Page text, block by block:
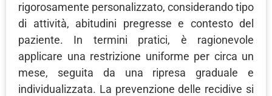
rigorosamente personalizzato, considerando tipo
di attività, abitudini pregresse e contesto del
paziente. In termini pratici, è ragionevole
applicare una restrizione uniforme per circa un
mese, seguita da una ripresa graduale e
individualizzata. La prevenzione delle recidive si